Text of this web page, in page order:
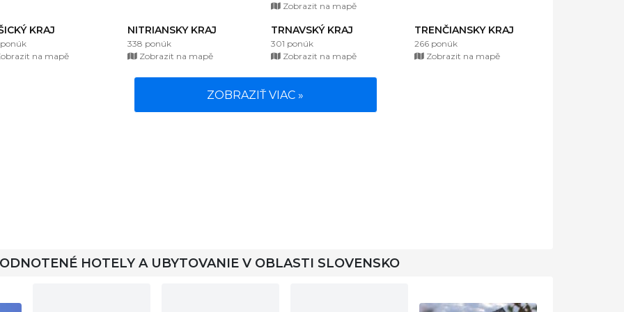
Zobrazit na mapě
KRAJ
na mapě
NITRIANSKY KRAJ
338 ponúk
Zobrazit na mapě
TRNAVSKÝ KRAJ
301 ponúk
Zobrazit na mapě
TRENČIANSKY KRAJ
266 ponúk
Zobrazit na mapě
ZOBRAZIŤ VIAC »
HOTELY A UBYTOVANIE V OBLASTI SLOVENSKO